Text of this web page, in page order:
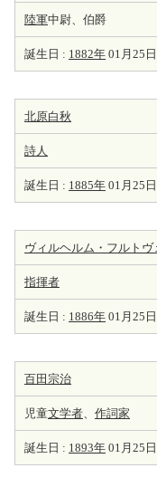
陸軍中尉、伯爵
誕生日 : 1882年 01月25日
北原白秋
詩人
誕生日 : 1885年 01月25日
ヴィルヘルム・フルトヴ
指揮者
誕生日 : 1886年 01月25日
百田宗治
児童文学者、 作詞家
誕生日 : 1893年 01月25日